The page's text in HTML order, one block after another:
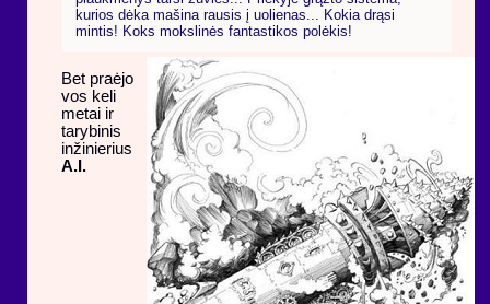
kurios dėka mašina rausis į uolienas... Kokia drąsi
mintis! Koks mokslinės fantastikos polėkis!
Bet praėjo
vos keli
metai ir
tarybinis
inžinierius
A.I.